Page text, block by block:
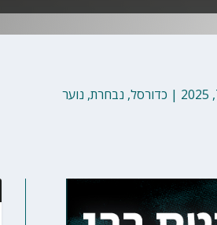
| כדורסל, נבחרת, נוער